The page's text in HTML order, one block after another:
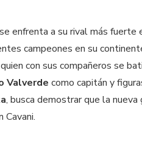
enfrenta a su rival más fuerte
campeones en su
con sus compañeros se
Valverde como capitán y
, busca demostrar que la
Cavani.